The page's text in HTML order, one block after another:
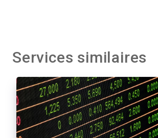
Services similaires